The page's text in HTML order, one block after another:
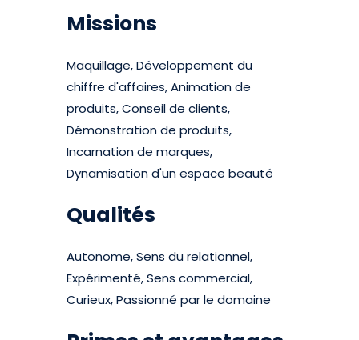
Missions
Maquillage, Développement du
chiffre d'affaires, Animation de
produits, Conseil de clients,
Démonstration de produits,
Incarnation de marques,
Dynamisation d'un espace beauté
Qualités
Autonome, Sens du relationnel,
Expérimenté, Sens commercial,
Curieux, Passionné par le domaine